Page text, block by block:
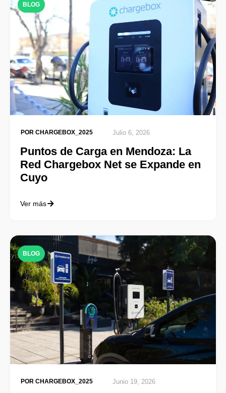
BLOG
POR CHARGEBOX_2025 Julio 6, 2026
Puntos de Carga en Mendoza: La
Red Chargebox Net se Expande en
Cuyo
Ver más
BLOG
POR CHARGEBOX_2025 Junio 19, 2026